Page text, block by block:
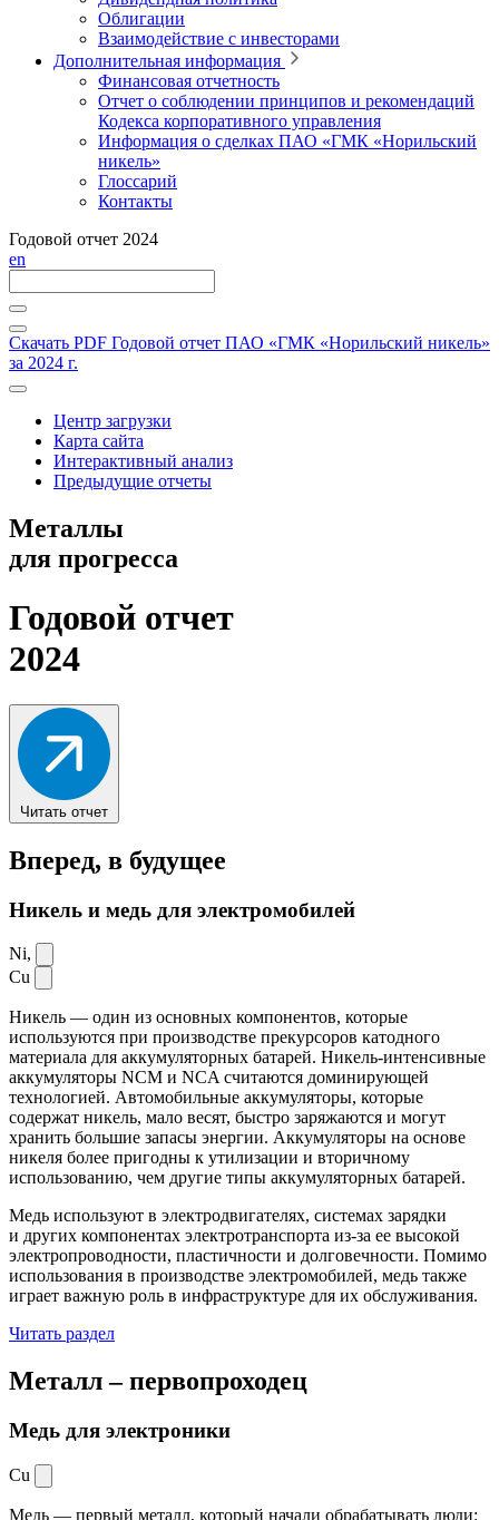
Облигации
Взаимодействие с инвесторами
Дополнительная информация
Финансовая отчетность
Отчет о соблюдении принципов и рекомендаций
Кодекса корпоративного управления
Информация о сделках ПАО «ГМК «Норильский
никель»
Глоссарий
Контакты
Годовой отчет 2024
en
Скачать PDF Годовой отчет ПАО «ГМК «Норильский никель»
за 2024 г.
Центр загрузки
Карта сайта
Интерактивный анализ
Предыдущие отчеты
Металлы
для прогресса
Годовой отчет
2024
Читать отчет
Вперед, в будущее
Никель и медь для электромобилей
Ni,
Cu
Никель — один из основных компонентов, которые
используются при производстве прекурсоров катодного
материала для аккумуляторных батарей. Никель-интенсивные
аккумуляторы NCM и NCA считаются доминирующей
технологией. Автомобильные аккумуляторы, которые
содержат никель, мало весят, быстро заряжаются и могут
хранить большие запасы энергии. Аккумуляторы на основе
никеля более пригодны к утилизации и вторичному
использованию, чем другие типы аккумуляторных батарей.
Медь используют в электродвигателях, системах зарядки
и других компонентах электротранспорта из-за ее высокой
электропроводности, пластичности и долговечности. Помимо
использования в производстве электромобилей, медь также
играет важную роль в инфраструктуре для их обслуживания.
Читать раздел
Металл –первопроходец
Медь для электроники
Cu
Медь — первый металл, который начали обрабатывать люди: